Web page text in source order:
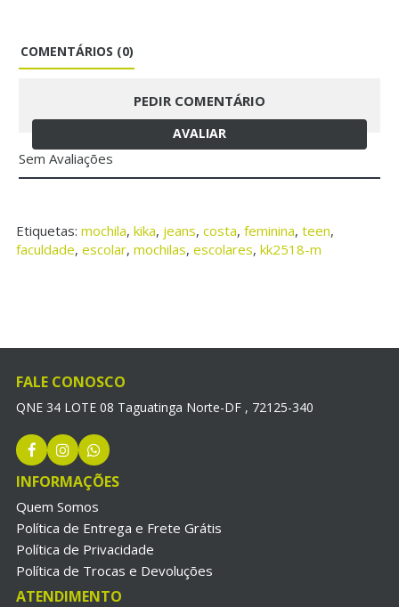
COMENTÁRIOS (0)
PEDIR COMENTÁRIO
AVALIAR
Sem Avaliações
Etiquetas: mochila, kika, jeans, costa, feminina, teen,
faculdade, escolar, mochilas, escolares, kk2518-m
FALE CONOSCO
QNE 34 LOTE 08 Taguatinga Norte-DF , 72125-340
INFORMAÇÕES
Quem Somos
Política de Entrega e Frete Grátis
Política de Privacidade
Política de Trocas e Devoluções
ATENDIMENTO